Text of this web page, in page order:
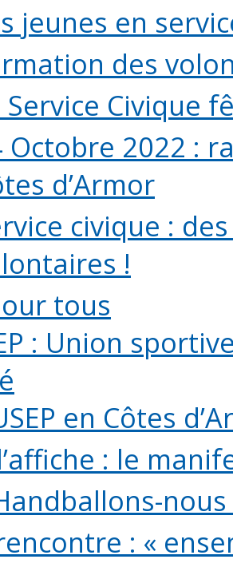
jeunes en
des
Service Civique
Octobre 2022 :
d’Armor
civique :
!
tous
: Union
en Côtes
: le
: «